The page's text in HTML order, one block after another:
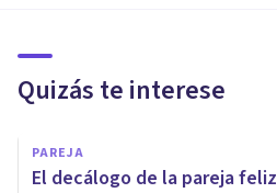
Quizás te interese
PAREJA
​El decálogo de la pareja feliz